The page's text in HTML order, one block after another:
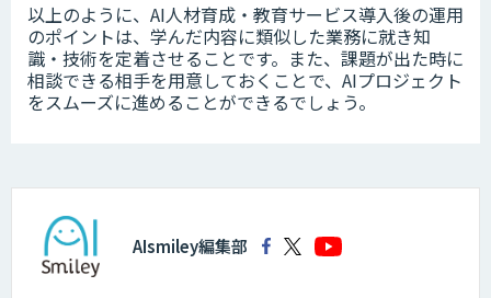
以上のように、AI人材育成・教育サービス導入後の運用
のポイントは、学んだ内容に類似した業務に就き知
識・技術を定着させることです。また、課題が出た時に
相談できる相手を用意しておくことで、AIプロジェクト
をスムーズに進めることができるでしょう。
AIsmiley編集部